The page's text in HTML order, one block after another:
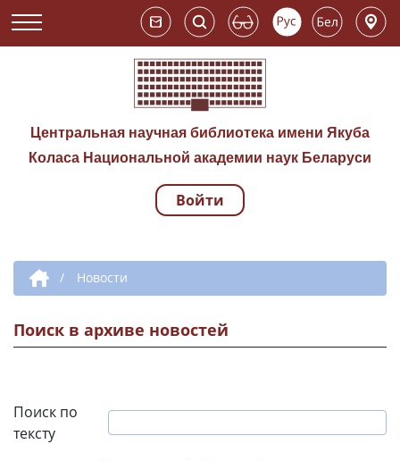
Центральная научная библиотека имени Якуба
Коласа Национальной академии наук Беларуси
Навигация по
Войти
Дополнительная навигация
/ Новости
Поиск в архиве новостей
Поиск по
тексту